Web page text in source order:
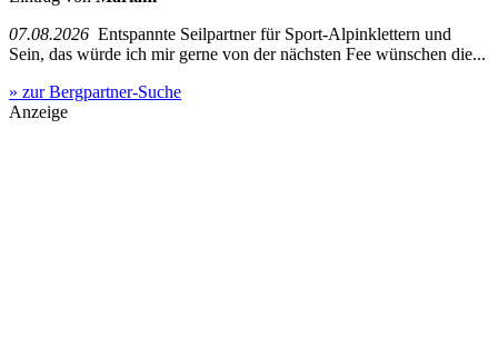
07.08.2026 Entspannte Seilpartner für Sport-Alpinklettern und
Sein, das würde ich mir gerne von der nächsten Fee wünschen die...
» zur Bergpartner-Suche
Anzeige